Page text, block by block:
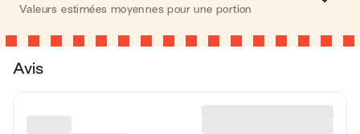
Valeurs estimées moyennes pour une portion
Calories 426 kcal
Avis